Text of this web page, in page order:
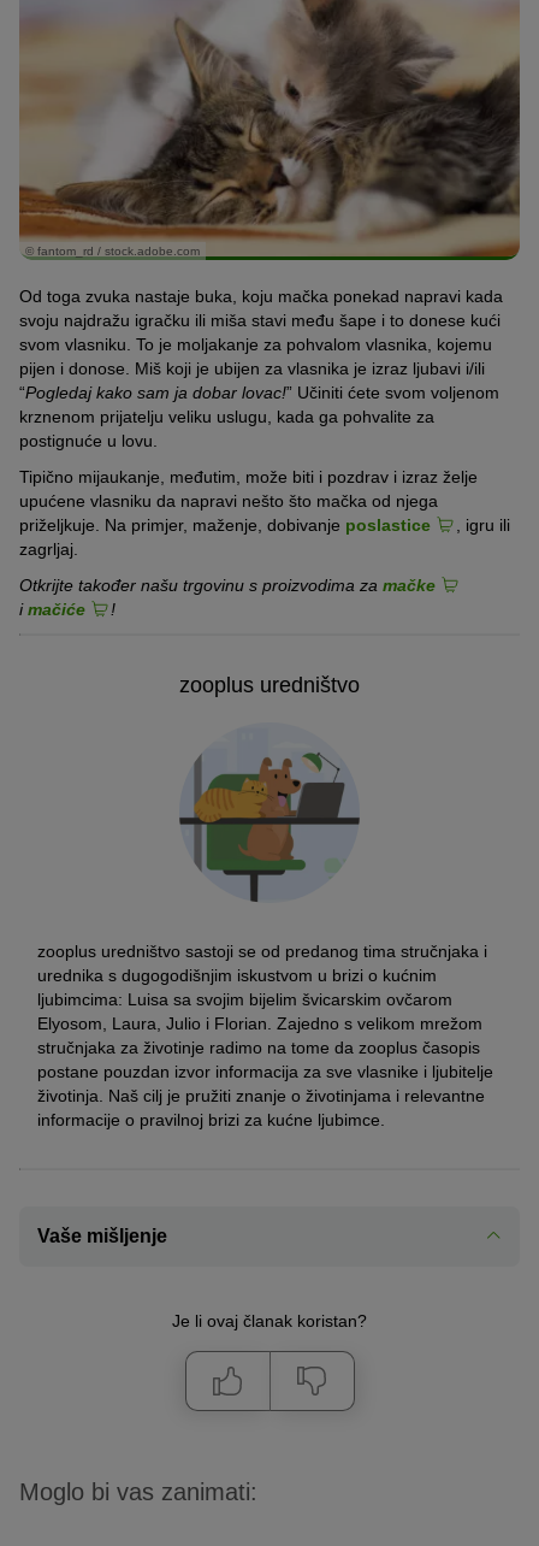
© fantom_rd / stock.adobe.com
Od toga zvuka nastaje buka, koju mačka ponekad napravi kada
svoju najdražu igračku ili miša stavi među šape i to donese kući
svom vlasniku. To je moljakanje za pohvalom vlasnika, kojemu
pijen i donose. Miš koji je ubijen za vlasnika je izraz ljubavi i/ili
“Pogledaj kako sam ja dobar lovac!” Učiniti ćete svom voljenom
krznenom prijatelju veliku uslugu, kada ga pohvalite za
postignuće u lovu.
Tipično mijaukanje, međutim, može biti i pozdrav i izraz želje
upućene vlasniku da napravi nešto što mačka od njega
priželjkuje. Na primjer, maženje, dobivanje poslastice
, igru ili
zagrljaj.
Otkrijte također našu trgovinu s proizvodima za mačke
imačiće !
zooplus uredništvo
zooplus uredništvo sastoji se od predanog tima stručnjaka i
urednika s dugogodišnjim iskustvom u brizi o kućnim
ljubimcima: Luisa sa svojim bijelim švicarskim ovčarom
Elyosom, Laura, Julio i Florian. Zajedno s velikom mrežom
stručnjaka za životinje radimo na tome da zooplus časopis
postane pouzdan izvor informacija za sve vlasnike i ljubitelje
životinja. Naš cilj je pružiti znanje o životinjama i relevantne
informacije o pravilnoj brizi za kućne ljubimce.
Vaše mišljenje
Je li ovaj članak koristan?
Moglo bi vas zanimati: